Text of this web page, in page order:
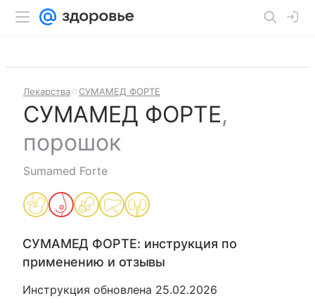
Лекарства СУМАМЕД ФОРТЕ
СУМАМЕД ФОРТЕ,
порошок
Sumamed Forte
СУМАМЕД ФОРТЕ: инструкция по
применению и отзывы
Инструкция обновлена 25.02.2026